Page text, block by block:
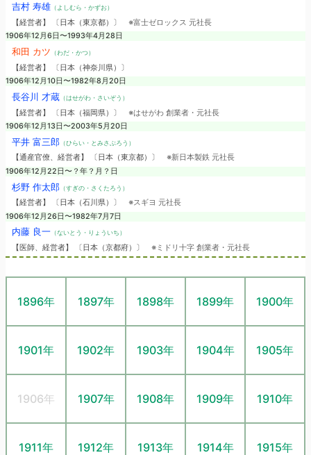
吉村 寿雄（よしむら・かずお）
【経営者】 〔日本（東京都）〕 ※富士ゼロックス 元社長
1906年12月6日〜1993年4月28日
和田 カツ （わだ・かつ）
【経営者】 〔日本（神奈川県）〕
1906年12月10日〜1982年8月20日
長谷川 才蔵（はせがわ・さいぞう）
【経営者】 〔日本（福岡県）〕 ※はせがわ 創業者・元社長
1906年12月13日〜2003年5月20日
平井 富三郎（ひらい・とみさぶろう）
【通産官僚、経営者】 〔日本（東京都）〕 ※新日本製鉄 元社長
1906年12月22日〜？年？月？日
杉野 作太郎（すぎの・さくたろう）
【経営者】 〔日本（石川県）〕 ※スギヨ 元社長
1906年12月26日〜1982年7月7日
内藤 良一（ないとう・りょういち）
【医師、経営者】 〔日本（京都府）〕 ※ミドリ十字 創業者・元社長
1896年 1897年 1898年 1899年 1900年
1901年 1902年 1903年 1904年 1905年
1906年 1907年 1908年 1909年 1910年
1911年 1912年 1913年 1914年 1915年